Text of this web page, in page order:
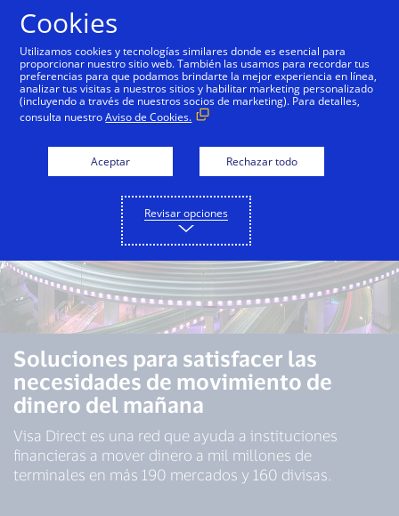
Descripción general Capacidades Casos de uso
Soluciones para satisfacer las
necesidades de movimiento de
dinero del mañana
Visa Direct es una red que ayuda a instituciones
financieras a mover dinero a mil millones de
terminales en más 190 mercados y 160 divisas.
Cookies
Utilizamos cookies y tecnologías similares donde es esencial para
proporcionar nuestro sitio web. También las usamos para recordar tus
preferencias para que podamos brindarte la mejor experiencia en línea,
analizar tus visitas a nuestros sitios y habilitar marketing personalizado
(incluyendo a través de nuestros socios de marketing). Para detalles,
consulta nuestroAviso de Cookies.
Aceptar Rechazar todo
Revisar opciones